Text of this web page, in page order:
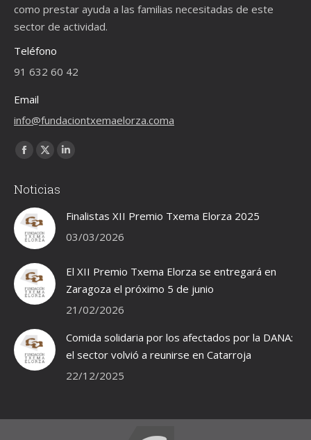
como prestar ayuda a las familias necesitadas de este
sector de actividad.
Teléfono
91 632 60 42
Email
info@fundaciontxemaelorza.coma
Encuéntranos en:
Facebook
opens
in
new
window
X
opens
in
new
window
Linkedin
in
Noticias
Finalistas XII Premio Txema Elorza 2025
03/03/2026
El XII Premio Txema Elorza se entregará en
Zaragoza el próximo 5 de junio
21/02/2026
Comida solidaria por los afectados por la DANA:
el sector volvió a reunirse en Catarroja
22/12/2025